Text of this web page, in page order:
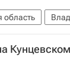
область